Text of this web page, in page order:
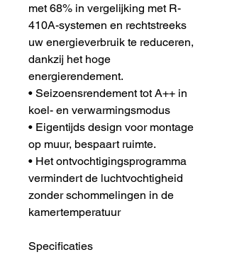
met 68% in vergelijking met R-
410A-systemen en rechtstreeks
uw energieverbruik te reduceren,
dankzij het hoge
energierendement.
• Seizoensrendement tot A++ in
koel- en verwarmingsmodus
• Eigentijds design voor montage
op muur, bespaart ruimte.
• Het ontvochtigingsprogramma
vermindert de luchtvochtigheid
zonder schommelingen in de
kamertemperatuur
Specificaties